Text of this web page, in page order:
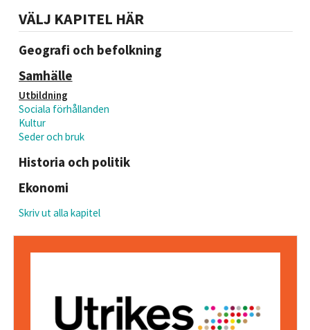
VÄLJ KAPITEL HÄR
Geografi och befolkning
Samhälle
Utbildning
Sociala förhållanden
Kultur
Seder och bruk
Historia och politik
Ekonomi
Skriv ut alla kapitel